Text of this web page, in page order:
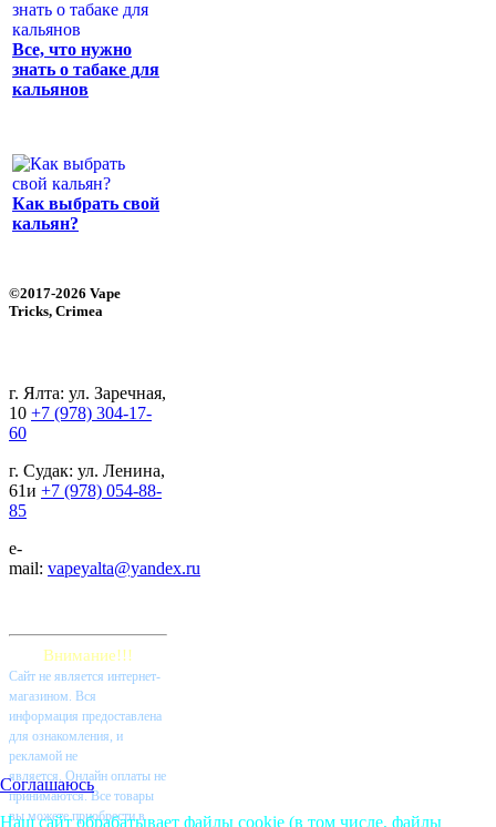
Все, что нужно
знать о табаке для
кальянов
Как выбрать свой
кальян?
©2017-2026 Vape
Tricks, Crimea
г. Ялта: ул. Заречная,
10 +7 (978) 304-17-
60
г. Судак: ул. Ленина,
61и +7 (978) 054-88-
85
e-
mail: vapeyalta@yandex.ru
Внимание!!!
Cайт не является интернет-
магазином. Вся
информация предоставлена
для ознакомления, и
рекламой не
является. Онлайн оплаты не
принимаются. Все товары
вы можете приобрести в
Соглашаюсь
Наш сайт обрабатывает файлы cookie (в том числе, файлы